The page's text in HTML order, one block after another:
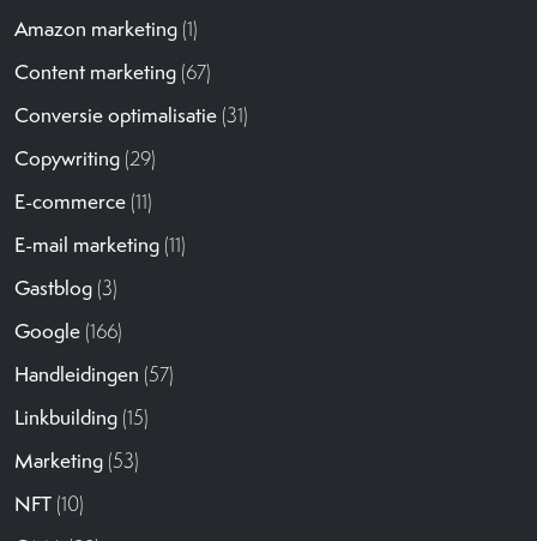
Amazon marketing (1)
Content marketing (67)
Conversie optimalisatie (31)
Copywriting (29)
E-commerce (11)
E-mail marketing (11)
Gastblog (3)
Google (166)
Handleidingen (57)
Linkbuilding (15)
Marketing (53)
NFT (10)